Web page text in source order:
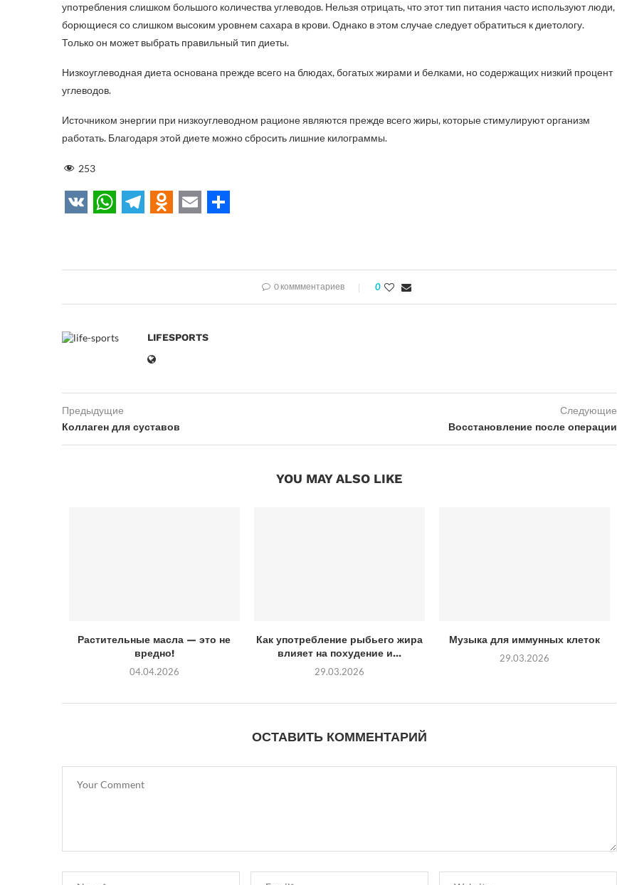
употребления слишком большого количества углеводов. Нельзя отрицать, что этот тип питания часто используют люди,
борющиеся со слишком высоким уровнем сахара в крови. Однако в этом случае следует обратиться к диетологу.
Только он может выбрать правильный тип диеты.
Низкоуглеводная диета основана прежде всего на блюдах, богатых жирами и белками, но содержащих низкий процент
углеводов.
Источником энергии при низкоуглеводном рационе являются прежде всего жиры, которые стимулируют организм
работать. Благодаря этой диете можно сбросить лишние килограммы.
253
0 коммментариев 0
LIFESPORTS
Предыдущие
Коллаген для суставов
Следующие
Восстановление после операции
YOU MAY ALSO LIKE
Растительные масла — это не
вредно!
04.04.2026
Как употребление рыбьего жира
влияет на похудение и...
29.03.2026
Музыка для иммунных клеток
29.03.2026
ОСТАВИТЬ КОММЕНТАРИЙ